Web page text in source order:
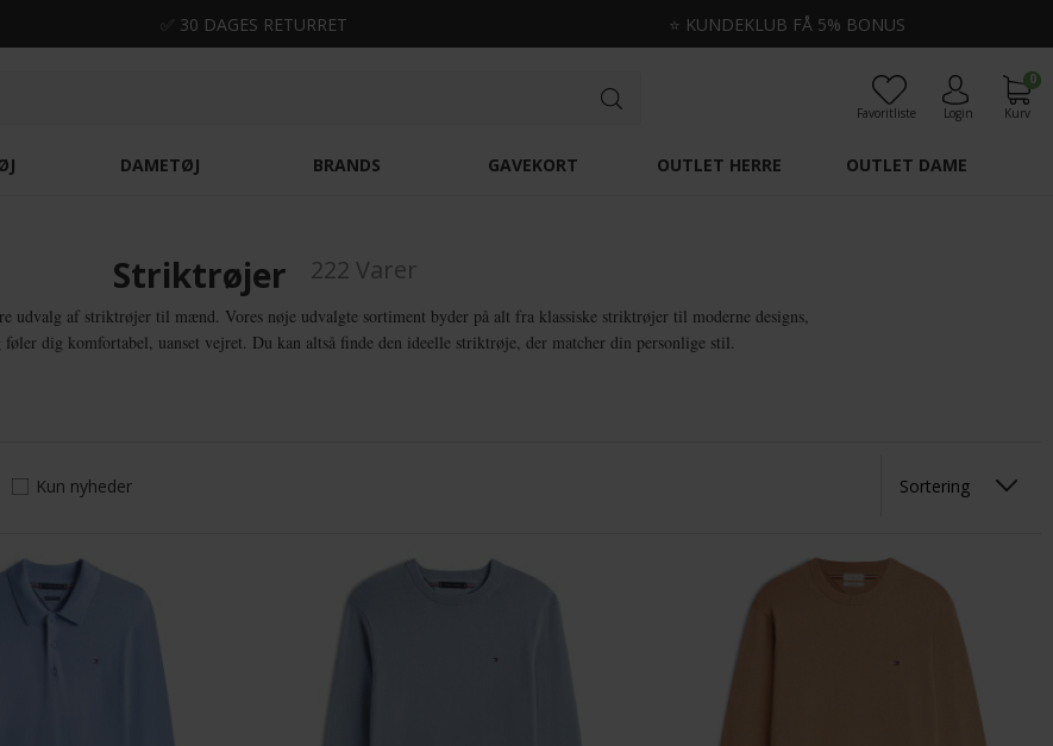
✅ 30 DAGES RETURRET ⭐ KUNDEKLUB FÅ 5% BONUS
Kurv
0
Login
Favoritliste
DAMETØJ BRANDS GAVEKORT OUTLET HERRE OUTLET DAME
Striktrøjer 222 Varer
udvalg af striktrøjer til mænd. Vores nøje udvalgte sortiment byder på alt fra klassiske striktrøjer til moderne designs,
dig komfortabel, uanset vejret. Du kan altså finde den ideelle striktrøje, der matcher din personlige stil.
Kun nyheder